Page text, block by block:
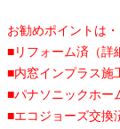
お勧めポイントは・
■リフォーム済（詳
■内窓インプラス施
■パナソニックホー
■エコジョーズ交換